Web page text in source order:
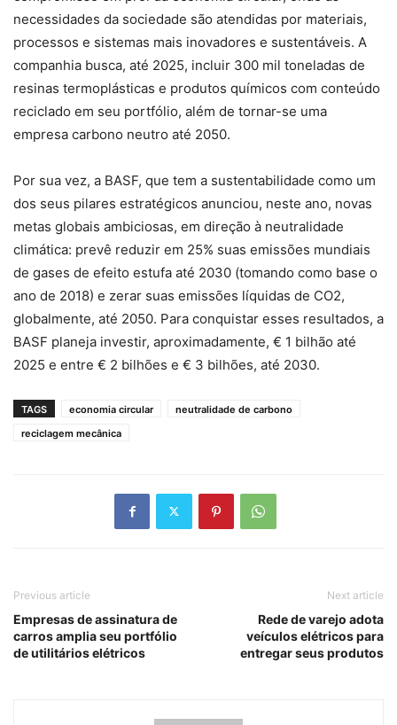
necessidades da sociedade são atendidas por materiais,
processos e sistemas mais inovadores e sustentáveis. A
companhia busca, até 2025, incluir 300 mil toneladas de
resinas termoplásticas e produtos químicos com conteúdo
reciclado em seu portfólio, além de tornar-se uma
empresa carbono neutro até 2050.
Por sua vez, a BASF, que tem a sustentabilidade como um
dos seus pilares estratégicos anunciou, neste ano, novas
metas globais ambiciosas, em direção à neutralidade
climática: prevê reduzir em 25% suas emissões mundiais
de gases de efeito estufa até 2030 (tomando como base o
ano de 2018) e zerar suas emissões líquidas de CO2,
globalmente, até 2050. Para conquistar esses resultados, a
BASF planeja investir, aproximadamente, € 1 bilhão até
2025 e entre € 2 bilhões e € 3 bilhões, até 2030.
TAGS economia circular
neutralidade de carbono
reciclagem mecânica
Previous article
Empresas de assinatura de
carros amplia seu portfólio
de utilitários elétricos
Next article
Rede de varejo adota
veículos elétricos para
entregar seus produtos